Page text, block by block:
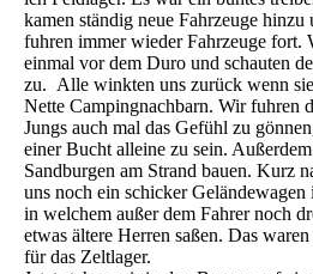
kamen ständig neue Fahrzeuge hinzu
fuhren immer wieder Fahrzeuge fort.
einmal vor dem Duro und schauten
zu. Alle winkten uns zurück wenn
Nette Campingnachbarn. Wir fuhren
Jungs auch mal das Gefühl zu
einer Bucht alleine zu sein.
Sandburgen am Strand bauen. Kurz
uns noch ein schicker
in welchem außer dem Fahrer noch
etwas ältere Herren saßen. Das
für das Zeltlager.